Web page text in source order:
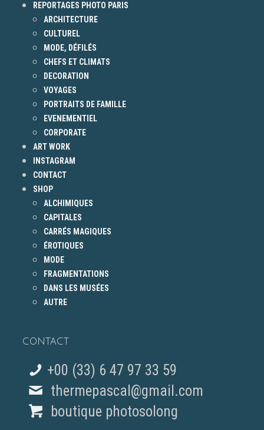
REPORTAGES PHOTO PARIS
ARCHITECTURE
CULTUREL
MODE, DÉFILÉS
CHEFS ET CLIMATS
DECORATION
VOYAGES
PORTRAITS DE FAMILLE
EVENEMENTIEL
CORPORATE
ART WORK
INSTAGRAM
CONTACT
SHOP
ALCHIMIQUES
CAPITALES
CARRÉS MAGIQUES
ÉROTIQUES
MODE
FRAGMENTATIONS
DANS LES MUSÉES
AUTRE
CONTACT
+00 (33) 6 47 97 33 59
thermepascal@gmail.com
boutique photosolong